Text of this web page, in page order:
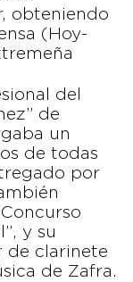
obteniendo
(Hoy-
del
de
un
de todas
por
y su
de clarinete
de Zafra.